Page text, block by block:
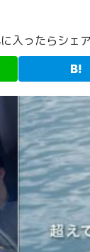
入ったらシェ